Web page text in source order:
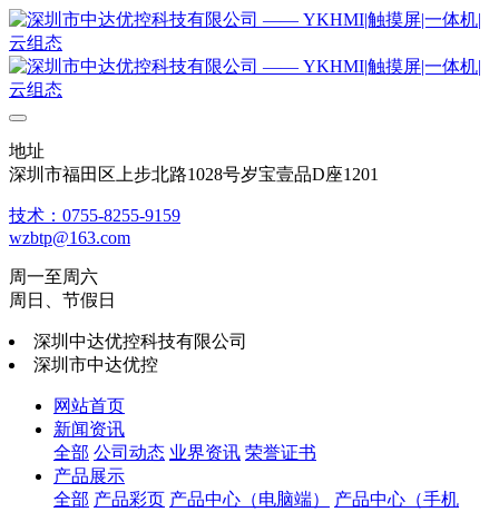
地址
深圳市福田区上步北路1028号岁宝壹品D座1201
技术：0755-8255-9159
wzbtp@163.com
周一至周六
周日、节假日
深圳中达优控科技有限公司
深圳市中达优控
网站首页
新闻资讯
全部 公司动态 业界资讯 荣誉证书
产品展示
全部 产品彩页 产品中心（电脑端）
产品中心（手机